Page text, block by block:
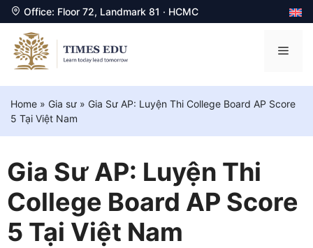
Office: Floor 72, Landmark 81 · HCMC
Chuyển
đến
nội
dung
Home » Gia sư » Gia Sư AP: Luyện Thi College Board AP Score
5 Tại Việt Nam
Gia Sư AP: Luyện Thi
College Board AP Score
5 Tại Việt Nam